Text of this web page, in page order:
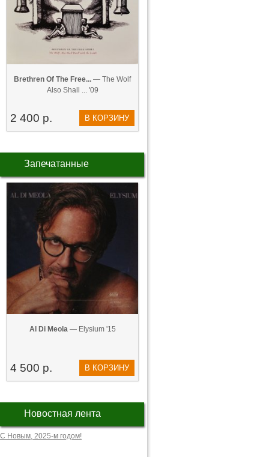
Brethren Of The Free... — The Wolf
Also Shall ... '09
2 400 р. В КОРЗИНУ
Запечатанные
Al Di Meola— Elysium '15
4 500 р. В КОРЗИНУ
Новостная лента
С Новым, 2025-м годом!